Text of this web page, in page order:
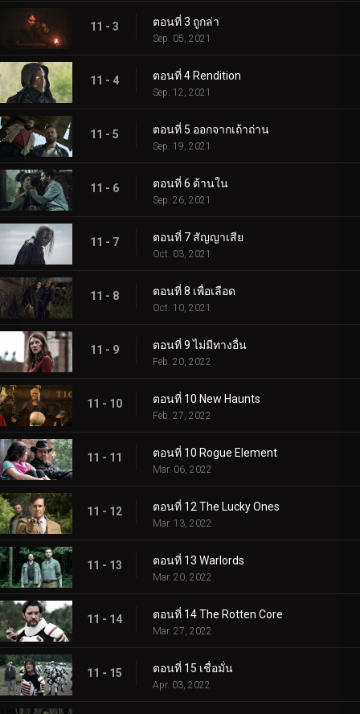
11 - 3 ตอนที่ 3 ถูกล่า
Sep. 05, 2021
11 - 4 ตอนที่ 4 Rendition
Sep. 12, 2021
11 - 5 ตอนที่ 5 ออกจากเถ้าถ่าน
Sep. 19, 2021
11 - 6 ตอนที่ 6 ด้านใน
Sep. 26, 2021
11 - 7 ตอนที่ 7 สัญญาเสีย
Oct. 03, 2021
11 - 8 ตอนที่ 8 เพื่อเลือด
Oct. 10, 2021
11 - 9 ตอนที่ 9 ไม่มีทางอื่น
Feb. 20, 2022
11 - 10 ตอนที่ 10 New Haunts
Feb. 27, 2022
11 - 11 ตอนที่ 10 Rogue Element
Mar. 06, 2022
11 - 12 ตอนที่ 12 The Lucky Ones
Mar. 13, 2022
11 - 13 ตอนที่ 13 Warlords
Mar. 20, 2022
11 - 14 ตอนที่ 14 The Rotten Core
Mar. 27, 2022
11 - 15 ตอนที่ 15 เชื่อมั่น
Apr. 03, 2022